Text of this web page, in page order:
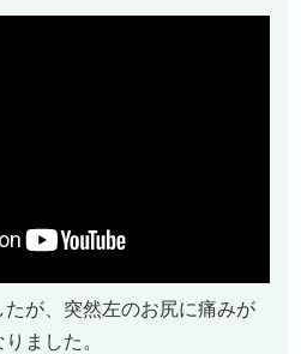
が、突然左のお尻に痛みが
ました。